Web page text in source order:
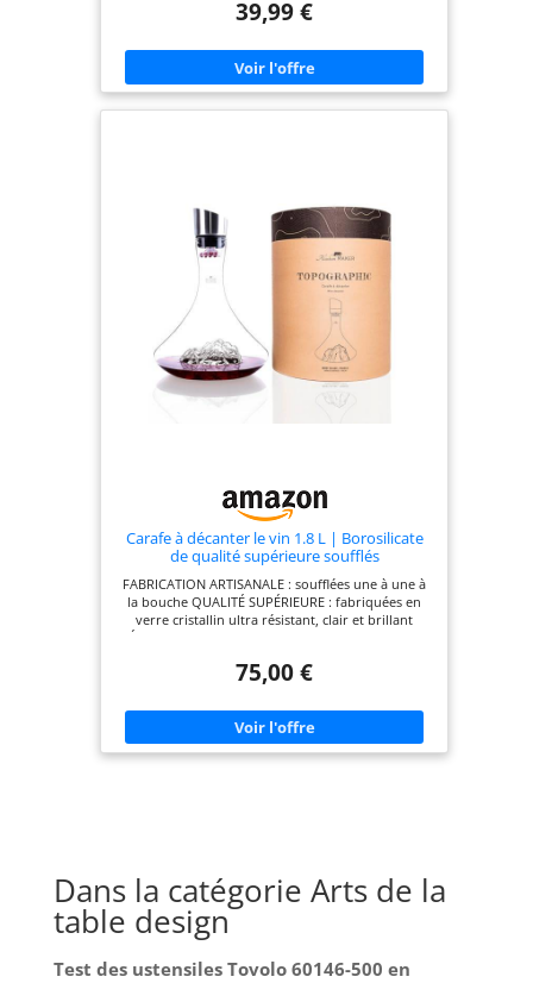
filtrent les résidus et adoucissent le goût. Moins
du couvercle aident à minimiser l'égouttement
lorsque vous versez du vin et à le garder propre
et hygiénique. Matériaux sûrs: La carafe est en
avec des outils de nettoyage appropriés tels que
des billes de nettoyage. Ce que vous obtenez: une
carafe à vin Glastal 1800 ml (pleine capacité), une
garantie de 18 mois sans tracas et notre service
clientèle. Tous les produits en verre sont fragiles,
soyez donc prudent lors de l'utilisation ou du
39,99 €
Carafe à décanter le vin 1.8 L | Borosilicate
de qualité supérieure soufflés
artisanalement avec les montagnes en relief
| Bouchon 3 en 1 (filtre, aérateur et bec
verseur) (Mont Blanc)
FABRICATION ARTISANALE : soufflées une à une à
la bouche QUALITÉ SUPÉRIEURE : fabriquées en
verre cristallin ultra résistant, clair et brillant
AÉRATION OPTIMALE : forme unique pour révéler
aérateur et bec verseur DESIGN UNIQUE : relief
pour un cadeau
75,00 €
Dans la catégorie Arts de la
table design
Test des ustensiles Tovolo 60146-500 en